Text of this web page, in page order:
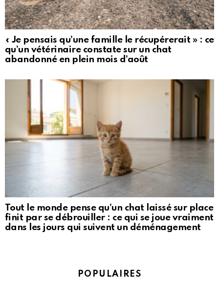
« Je pensais qu’une famille le récupérerait » : ce
qu’un vétérinaire constate sur un chat
abandonné en plein mois d’août
Tout le monde pense qu’un chat laissé sur place
finit par se débrouiller : ce qui se joue vraiment
dans les jours qui suivent un déménagement
POPULAIRES